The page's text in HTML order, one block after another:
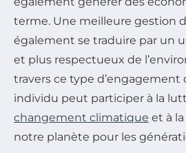
terme. Une meilleure gestion
également se traduire par un
et plus respectueux de
travers ce type d’engagement
individu peut participer à la
changement climatique et à
notre planète pour les